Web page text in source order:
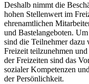
Deshalb nimmt die
hohen Stellenwert im
ehrenamtlichen
und Bastelangeboten.
sind die Teilnehmer dazu
Freizeit teilzunehmen
der Freizeiten sind das
sozialer Kompetenzen
der Persönlichkeit.